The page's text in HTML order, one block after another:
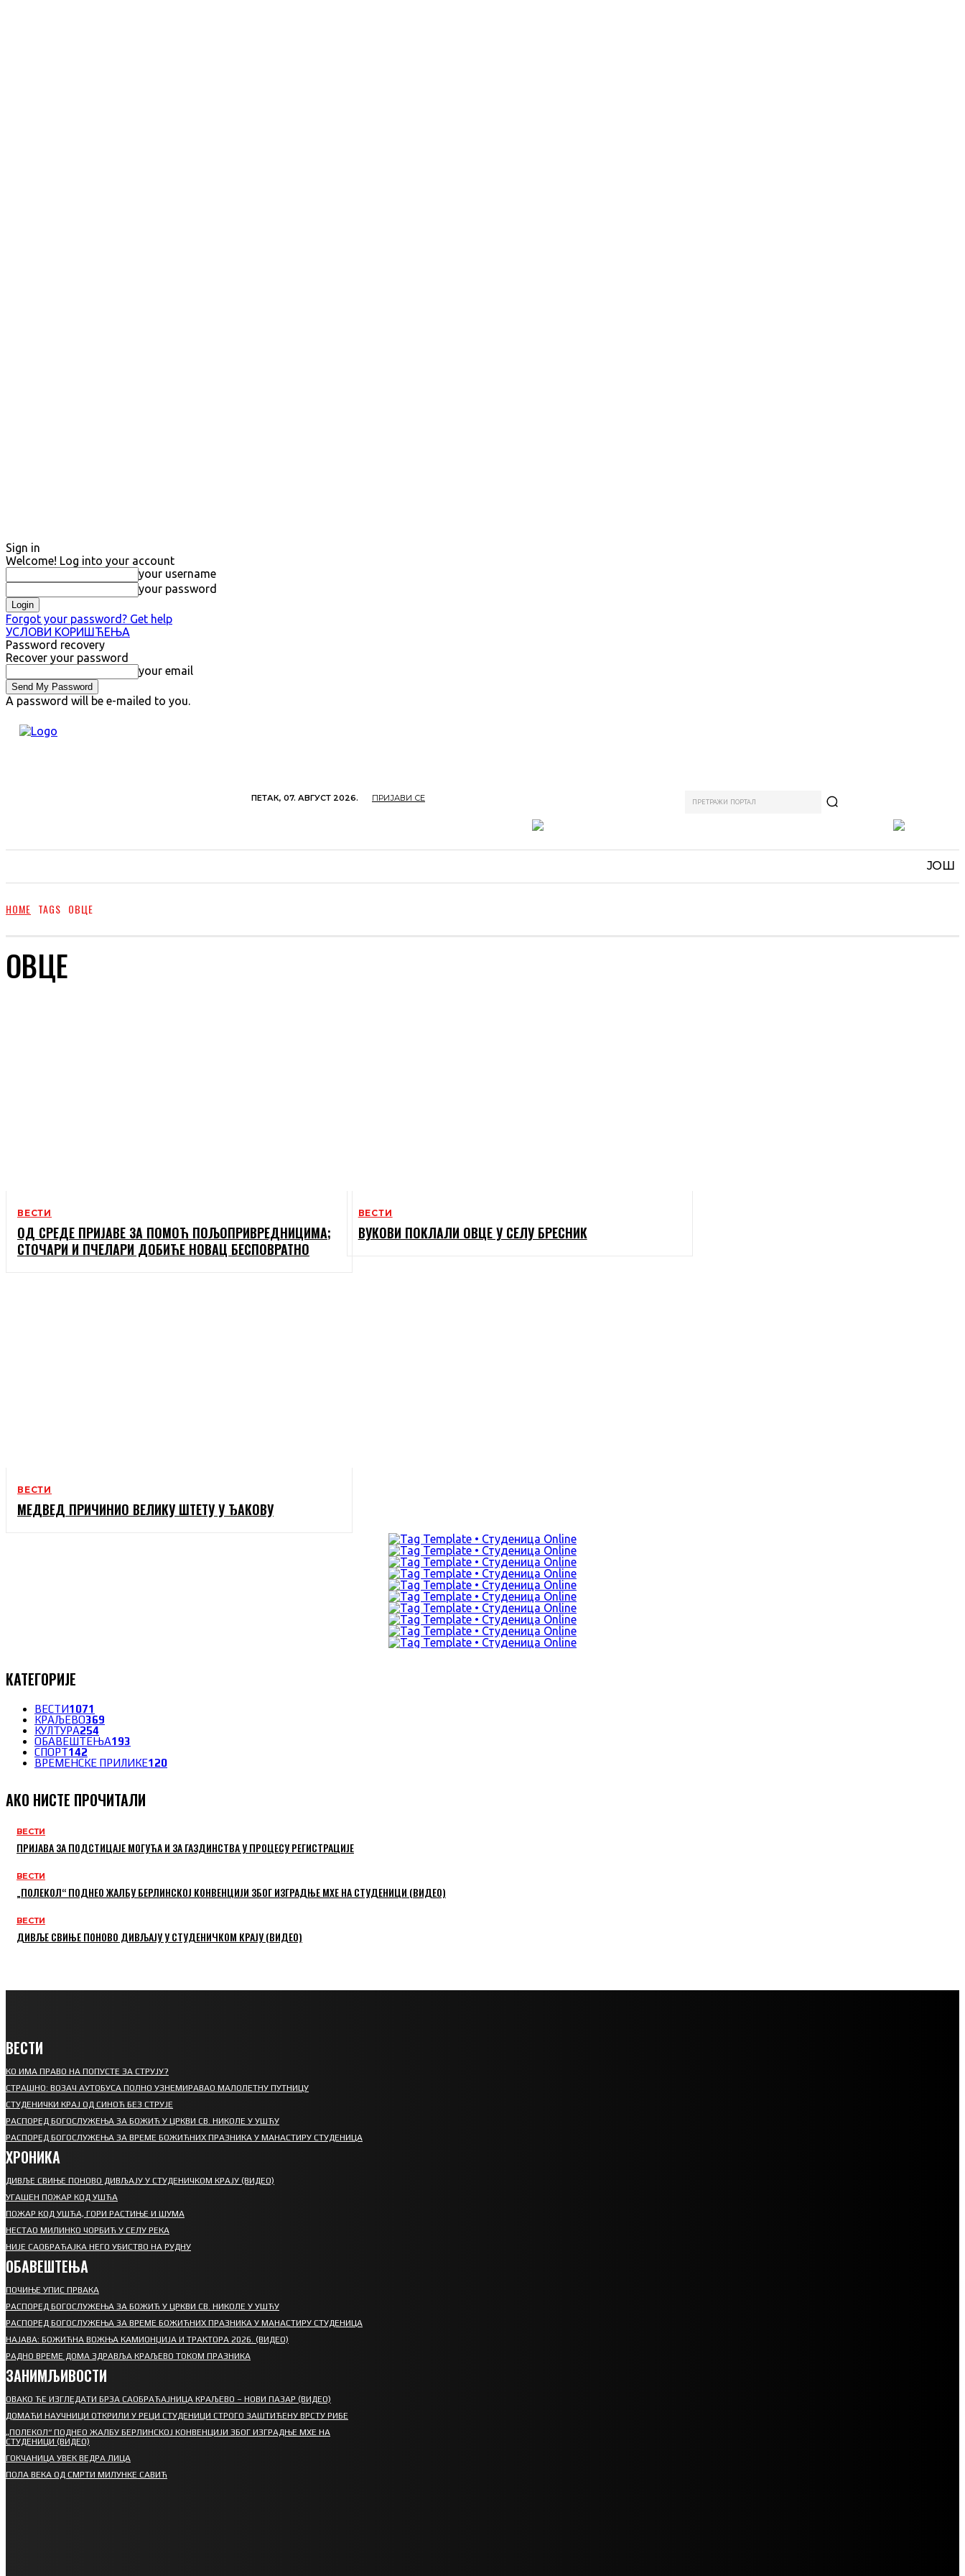
Sign in
Welcome! Log into your account
your username
your password
Forgot your password? Get help
УСЛОВИ КОРИШЋЕЊА
Password recovery
Recover your password
your email
A password will be e-mailed to you.
ПЕТАК, 07. АВГУСТ 2026. ПРИЈАВИ СЕ ПРЕТРАЖИ ПОРТАЛ
ЈОШ
HOME TAGS ОВЦЕ
ОВЦЕ
ВЕСТИ
ОД СРЕДЕ ПРИЈАВЕ ЗА ПОМОЋ ПОЉОПРИВРЕДНИЦИМА;
СТОЧАРИ И ПЧЕЛАРИ ДОБИЋЕ НОВАЦ БЕСПОВРАТНО
ВЕСТИ
ВУКОВИ ПОКЛАЛИ ОВЦЕ У СЕЛУ БРЕСНИК
ВЕСТИ
МЕДВЕД ПРИЧИНИО ВЕЛИКУ ШТЕТУ У ЂАКОВУ
КАТЕГОРИЈЕ
ВЕСТИ1071
КРАЉЕВО369
КУЛТУРА254
ОБАВЕШТЕЊА193
СПОРТ142
ВРЕМЕНСКЕ ПРИЛИКЕ120
АКО НИСТЕ ПРОЧИТАЛИ
ВЕСТИ
ПРИЈАВА ЗА ПОДСТИЦАЈЕ МОГУЋА И ЗА ГАЗДИНСТВА У ПРОЦЕСУ РЕГИСТРАЦИЈЕ
ВЕСТИ
„ПОЛЕКОЛ“ ПОДНЕО ЖАЛБУ БЕРЛИНСКОЈ КОНВЕНЦИЈИ ЗБОГ ИЗГРАДЊЕ МХЕ НА СТУДЕНИЦИ (ВИДЕО)
ВЕСТИ
ДИВЉЕ СВИЊЕ ПОНОВО ДИВЉАЈУ У СТУДЕНИЧКОМ КРАЈУ (ВИДЕО)
ВЕСТИ
КО ИМА ПРАВО НА ПОПУСТЕ ЗА СТРУЈУ?
СТРАШНО: ВОЗАЧ АУТОБУСА ПОЛНО УЗНЕМИРАВАО МАЛОЛЕТНУ ПУТНИЦУ
СТУДЕНИЧКИ КРАЈ ОД СИНОЋ БЕЗ СТРУЈЕ
РАСПОРЕД БОГОСЛУЖЕЊА ЗА БОЖИЋ У ЦРКВИ СВ. НИКОЛЕ У УШЋУ
РАСПОРЕД БОГОСЛУЖЕЊА ЗА ВРЕМЕ БОЖИЋНИХ ПРАЗНИКА У МАНАСТИРУ СТУДЕНИЦА
ХРОНИКА
ДИВЉЕ СВИЊЕ ПОНОВО ДИВЉАЈУ У СТУДЕНИЧКОМ КРАЈУ (ВИДЕО)
УГАШЕН ПОЖАР КОД УШЋА
ПОЖАР КОД УШЋА, ГОРИ РАСТИЊЕ И ШУМА
НЕСТАО МИЛИНКО ЧОРБИЋ У СЕЛУ РЕКА
НИЈЕ САОБРАЋАЈКА НЕГО УБИСТВО НА РУДНУ
ОБАВЕШТЕЊА
ПОЧИЊЕ УПИС ПРВАКА
РАСПОРЕД БОГОСЛУЖЕЊА ЗА БОЖИЋ У ЦРКВИ СВ. НИКОЛЕ У УШЋУ
РАСПОРЕД БОГОСЛУЖЕЊА ЗА ВРЕМЕ БОЖИЋНИХ ПРАЗНИКА У МАНАСТИРУ СТУДЕНИЦА
НАЈАВА: БОЖИЋНА ВОЖЊА КАМИОНЏИЈА И ТРАКТОРА 2026. (ВИДЕО)
РАДНО ВРЕМЕ ДОМА ЗДРАВЉА КРАЉЕВО ТОКОМ ПРАЗНИКА
ЗАНИМЉИВОСТИ
ОВАКО ЋЕ ИЗГЛЕДАТИ БРЗА САОБРАЋАЈНИЦА КРАЉЕВО – НОВИ ПАЗАР (ВИДЕО)
ДОМАЋИ НАУЧНИЦИ ОТКРИЛИ У РЕЦИ СТУДЕНИЦИ СТРОГО ЗАШТИЋЕНУ ВРСТУ РИБЕ
„ПОЛЕКОЛ“ ПОДНЕО ЖАЛБУ БЕРЛИНСКОЈ КОНВЕНЦИЈИ ЗБОГ ИЗГРАДЊЕ МХЕ НА
СТУДЕНИЦИ (ВИДЕО)
ГОКЧАНИЦА УВЕК ВЕДРА ЛИЦА
ПОЛА ВЕКА ОД СМРТИ МИЛУНКЕ САВИЋ